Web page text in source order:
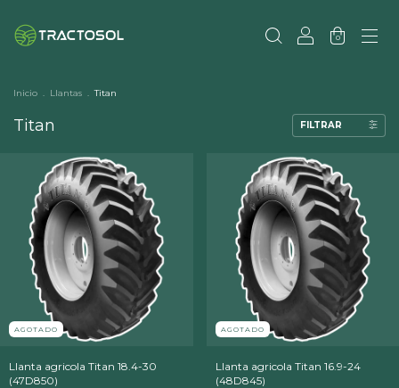
0
Inicio . Llantas . Titan
Titan FILTRAR
AGOTADO
Llanta agricola Titan 18.4-30
(47D850)
AGOTADO
Llanta agricola Titan 16.9-24
(48D845)